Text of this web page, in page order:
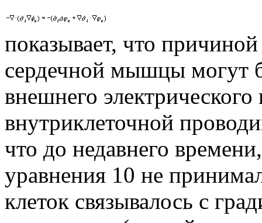
показывает, что
сердечной мышцы могут
внешнего
внутриклеточной
что до недавнего
уравнения 10 не
клеток связывалось с